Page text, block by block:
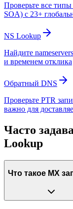
Проверьте все
SOA) с 23+
NS Lookup
Найдите
и временем отклика
Обратный DNS
Проверьте PTR
важно для
Часто
Lookup
Что такое MX